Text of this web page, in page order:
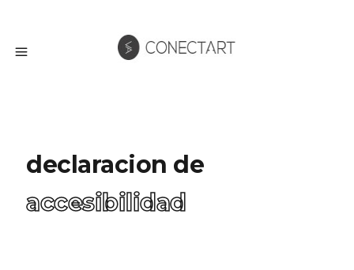
declaracion de
accesibilidad